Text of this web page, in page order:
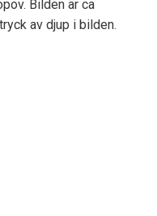
Bilden är ca
av djup i bilden.